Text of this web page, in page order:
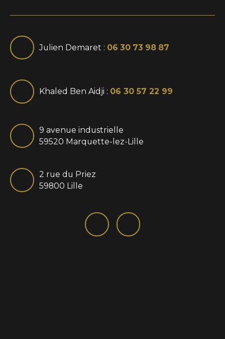
Julien Demaret : 06 30 73 98 87
Khaled Ben Aidji : 06 30 57 22 99
9 avenue industrielle
59520 Marquette-lez-Lille
2 rue du Priez
59800 Lille